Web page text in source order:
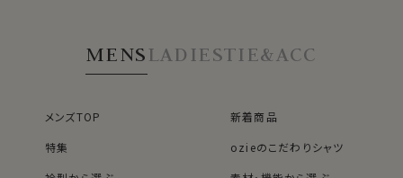
ヘリ返しをした長く愛用いただける丁寧な縫製になっています。
素材の合わせ部分は裏側へ折り返し切り目を隠してあります。
高級感を感じさせるロゴ入り本革キーストラップ付！
MENSLADIESTIE&ACC
メンズTOP
新着商品
特集
ozieのこだわりシャツ